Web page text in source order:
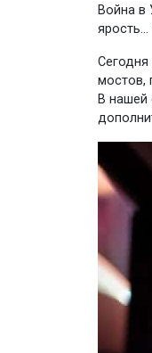
Война в
ярость…
мостов,
В нашей